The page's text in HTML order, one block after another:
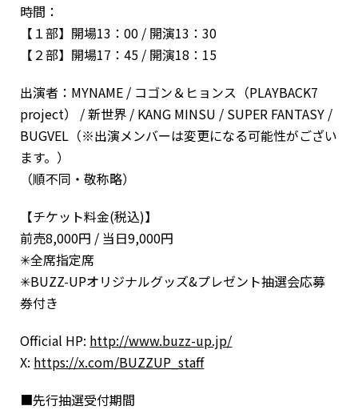
時間：
【１部】開場13：00 / 開演13：30
【２部】開場17：45 / 開演18：15
出演者：MYNAME / コゴン＆ヒョンス（PLAYBACK7
project） / 新世界 / KANG MINSU / SUPER FANTASY /
BUGVEL（※出演メンバーは変更になる可能性がござい
ます。）
（順不同・敬称略）
【チケット料金(税込)】
前売8,000円 / 当日9,000円
✳︎全席指定席
✳︎BUZZ-UPオリジナルグッズ&プレゼント抽選会応募
券付き
Official HP: http://www.buzz-up.jp/
X: https://x.com/BUZZUP_staff
■先行抽選受付期間